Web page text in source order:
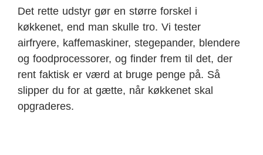
Det rette udstyr gør en større forskel i
køkkenet, end man skulle tro. Vi tester
airfryere, kaffemaskiner, stegepander, blendere
og foodprocessorer, og finder frem til det, der
rent faktisk er værd at bruge penge på. Så
slipper du for at gætte, når køkkenet skal
opgraderes.